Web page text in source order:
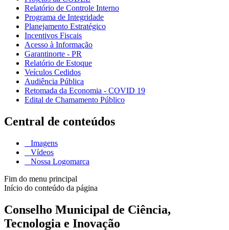
Relatório de Controle Interno
Programa de Integridade
Planejamento Estratégico
Incentivos Fiscais
Acesso à Informação
Garantinorte - PR
Relatório de Estoque
Veículos Cedidos
Audiência Pública
Retomada da Economia - COVID 19
Edital de Chamamento Público
Central de conteúdos
Imagens
Vídeos
Nossa Logomarca
Fim do menu principal
Início do conteúdo da página
Conselho Municipal de Ciência,
Tecnologia e Inovação